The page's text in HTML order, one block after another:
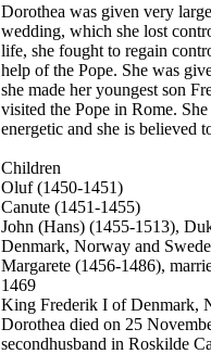
Dorothea was given very
wedding, which she lost
life, she fought to regain
help of the Pope. She was
she made her youngest son
visited the Pope in Rome.
energetic and she is believed
Children
Oluf (1450-1451)
Canute (1451-1455)
John (Hans) (1455-1513),
Denmark, Norway and
Margarete (1456-1486),
1469
King Frederik I of Denmark,
Dorothea died on 25
secondhusband in Roskilde